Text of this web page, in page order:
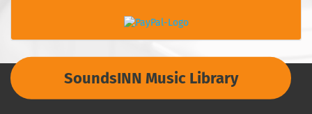
SoundsINN Music Library